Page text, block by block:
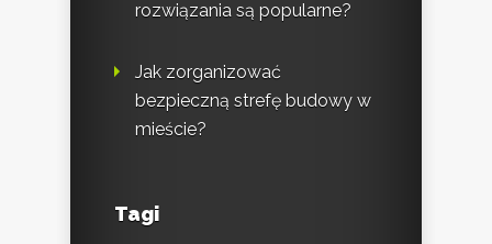
rozwiązania są popularne?
Jak zorganizować
bezpieczną strefę budowy w
mieście?
Tagi